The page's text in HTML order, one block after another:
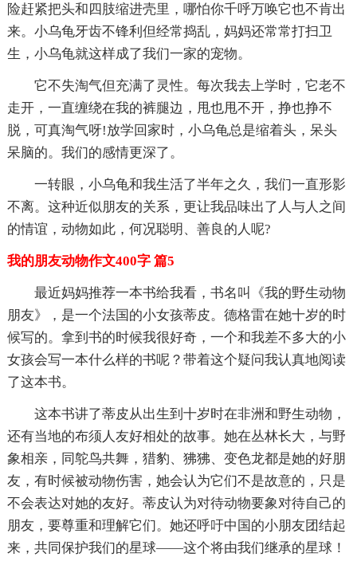
险赶紧把头和四肢缩进壳里，哪怕你千呼万唤它也不肯出
来。小乌龟牙齿不锋利但经常捣乱，妈妈还常常打扫卫
生，小乌龟就这样成了我们一家的宠物。
它不失淘气但充满了灵性。每次我去上学时，它老不
走开，一直缠绕在我的裤腿边，甩也甩不开，挣也挣不
脱，可真淘气呀!放学回家时，小乌龟总是缩着头，呆头
呆脑的。我们的感情更深了。
一转眼，小乌龟和我生活了半年之久，我们一直形影
不离。这种近似朋友的关系，更让我品味出了人与人之间
的情谊，动物如此，何况聪明、善良的人呢?
我的朋友动物作文400字 篇5
最近妈妈推荐一本书给我看，书名叫《我的野生动物
朋友》，是一个法国的小女孩蒂皮。德格雷在她十岁的时
候写的。拿到书的时候我很好奇，一个和我差不多大的小
女孩会写一本什么样的书呢？带着这个疑问我认真地阅读
了这本书。
这本书讲了蒂皮从出生到十岁时在非洲和野生动物，
还有当地的布须人友好相处的故事。她在丛林长大，与野
象相亲，同鸵鸟共舞，猎豹、狒狒、变色龙都是她的好朋
友，有时候被动物伤害，她会认为它们不是故意的，只是
不会表达对她的友好。蒂皮认为对待动物要象对待自己的
朋友，要尊重和理解它们。她还呼吁中国的小朋友团结起
来，共同保护我们的星球——这个将由我们继承的星球！